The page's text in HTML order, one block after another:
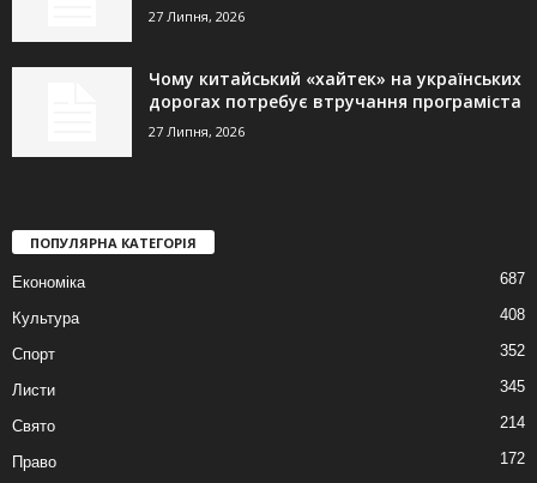
27 Липня, 2026
Чому китайський «хайтек» на українських
дорогах потребує втручання програміста
27 Липня, 2026
ПОПУЛЯРНА КАТЕГОРІЯ
Економіка 687
Культура 408
Спорт 352
Листи 345
Свято 214
Право 172